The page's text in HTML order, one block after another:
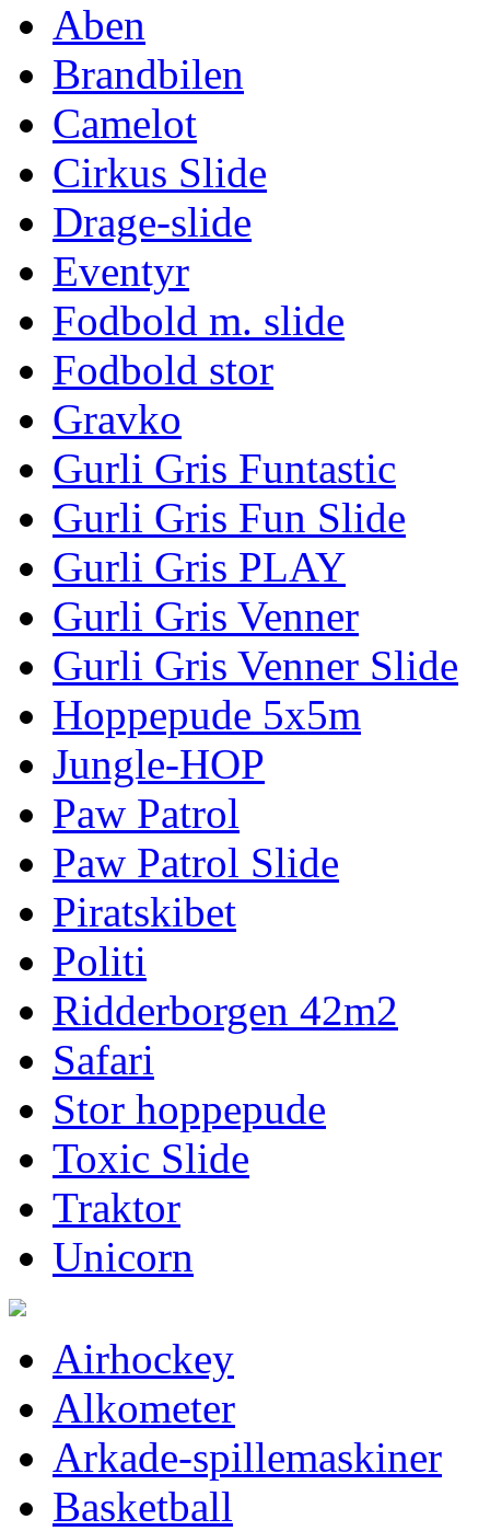
Aben
Brandbilen
Camelot
Cirkus Slide
Drage-slide
Eventyr
Fodbold m. slide
Fodbold stor
Gravko
Gurli Gris Funtastic
Gurli Gris Fun Slide
Gurli Gris PLAY
Gurli Gris Venner
Gurli Gris Venner Slide
Hoppepude 5x5m
Jungle-HOP
Paw Patrol
Paw Patrol Slide
Piratskibet
Politi
Ridderborgen 42m2
Safari
Stor hoppepude
Toxic Slide
Traktor
Unicorn
Airhockey
Alkometer
Arkade-spillemaskiner
Basketball